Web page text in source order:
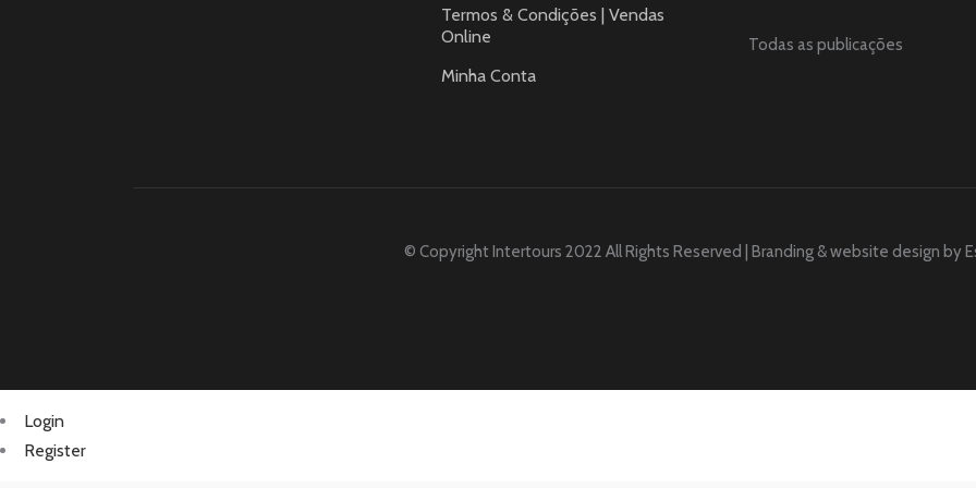
Termos & Condições | Vendas
Online
Minha Conta
Todas as publicações
© Copyright Intertours 2022 All Rights Reserved | Branding & website design by
Login
Register